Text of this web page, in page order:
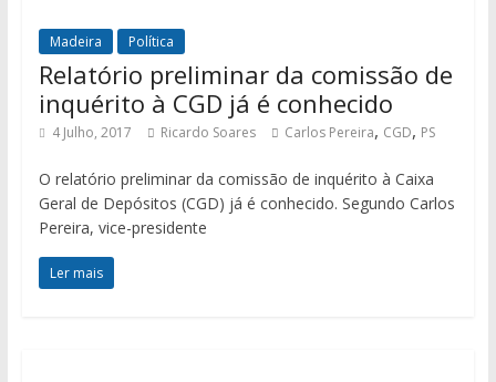
Madeira Política
Relatório preliminar da comissão de
inquérito à CGD já é conhecido
4 Julho, 2017 Ricardo Soares Carlos Pereira, CGD, PS
O relatório preliminar da comissão de inquérito à Caixa
Geral de Depósitos (CGD) já é conhecido. Segundo Carlos
Pereira, vice-presidente
Ler mais